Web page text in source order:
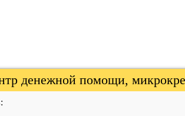
денежной помощи,